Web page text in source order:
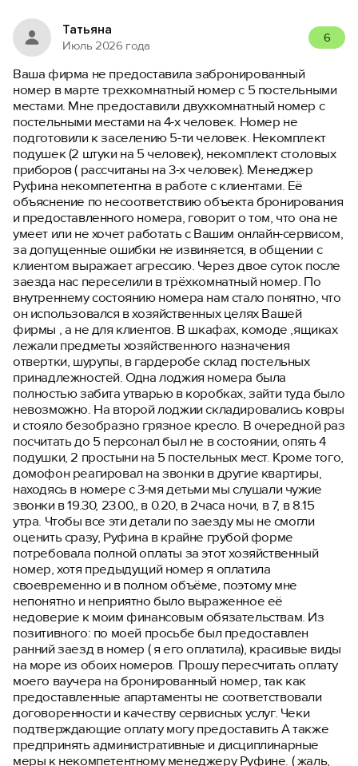
Татьяна
Июль 2026 года
6
Ваша фирма не предоставила забронированный
номер в марте трехкомнатный номер с 5 постельными
местами. Мне предоставили двухкомнатный номер с
постельными местами на 4-х человек. Номер не
подготовили к заселению 5-ти человек. Некомплект
подушек (2 штуки на 5 человек), некомплект столовых
приборов ( рассчитаны на 3-х человек). Менеджер
Руфина некомпетентна в работе с клиентами. Её
объяснение по несоответствию объекта бронирования
и предоставленного номера, говорит о том, что она не
умеет или не хочет работать с Вашим онлайн-сервисом,
за допущенные ошибки не извиняется, в общении с
клиентом выражает агрессию. Через двое суток после
заезда нас переселили в трёхкомнатный номер. По
внутреннему состоянию номера нам стало понятно, что
он использовался в хозяйственных целях Вашей
фирмы , а не для клиентов. В шкафах, комоде ,ящиках
лежали предметы хозяйственного назначения
отвертки, шурупы, в гардеробе склад постельных
принадлежностей. Одна лоджия номера была
полностью забита утварью в коробках, зайти туда было
невозможно. На второй лоджии складировались ковры
и стояло безобразно грязное кресло. В очередной раз
посчитать до 5 персонал был не в состоянии, опять 4
подушки, 2 простыни на 5 постельных мест. Кроме того,
домофон реагировал на звонки в другие квартиры,
находясь в номере с 3-мя детьми мы слушали чужие
звонки в 19.30, 23.00,, в 0.20, в 2часа ночи, в 7, в 8.15
утра. Чтобы все эти детали по заезду мы не смогли
оценить сразу, Руфина в крайне грубой форме
потребовала полной оплаты за этот хозяйственный
номер, хотя предыдущий номер я оплатила
своевременно и в полном объёме, поэтому мне
непонятно и неприятно было выраженное её
недоверие к моим финансовым обязательствам. Из
позитивного: по моей просьбе был предоставлен
ранний заезд в номер ( я его оплатила), красивые виды
на море из обоих номеров. Прошу пересчитать оплату
моего ваучера на бронированный номер, так как
предоставленные апартаменты не соответствовали
договоренности и качеству сервисных услуг. Чеки
подтверждающие оплату могу предоставить А также
предпринять административные и дисциплинарные
меры к некомпетентному менеджеру Руфине. ( жаль,